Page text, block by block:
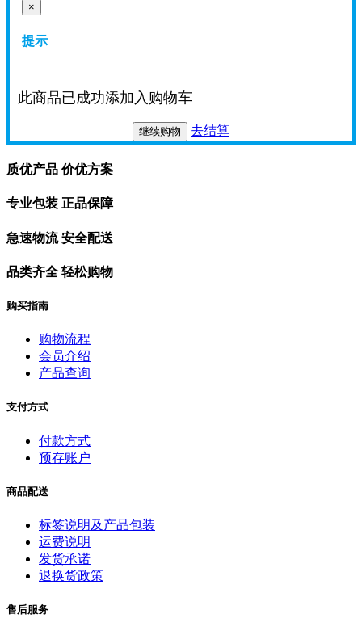
×
提示
此商品已成功添加入购物车
继续购物 去结算
质优产品 价优方案
专业包装 正品保障
急速物流 安全配送
品类齐全 轻松购物
购买指南
购物流程
会员介绍
产品查询
支付方式
付款方式
预存账户
商品配送
标签说明及产品包装
运费说明
发货承诺
退换货政策
售后服务